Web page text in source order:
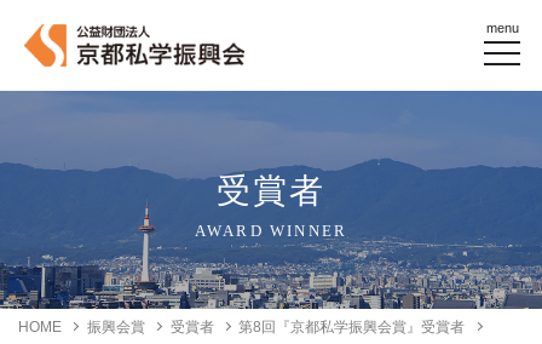
menu
受賞者
AWARD WINNER
HOME 振興会賞 受賞者
第8回『京都私学振興会賞』受賞者